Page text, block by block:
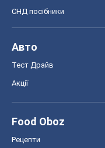
СНД посібники
Авто
Тест Драйв
Акції
Food Oboz
Рецепти